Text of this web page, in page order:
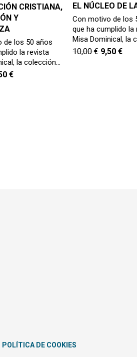
CRISTIANA,
Y
de los 50 años
la revista
la colección…
€
EL NÚCLEO DE
Con motivo de los
que ha cumplido la
Misa Dominical, la
10,00€ 9,50€
POLÍTICA DE COOKIES